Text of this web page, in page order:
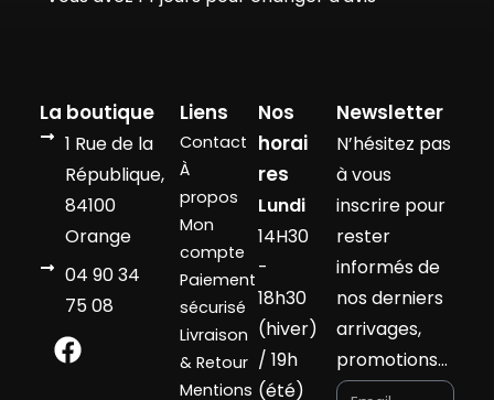
La boutique
1 Rue de la
République,
84100
Orange
04 90 34
75 08
Liens
Contact
À
propos
Mon
compte
Paiement
sécurisé
Livraison
& Retour
Mentions
Nos
horai
res
Lundi
14H30
-
18h30
(hiver)
/ 19h
(été)
Newsletter
N’hésitez pas
à vous
inscrire pour
rester
informés de
nos derniers
arrivages,
promotions…